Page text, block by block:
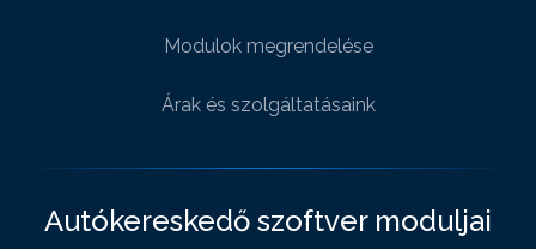
Modulok megrendelése
Árak és szolgáltatásaink
Autókereskedő szoftver moduljai